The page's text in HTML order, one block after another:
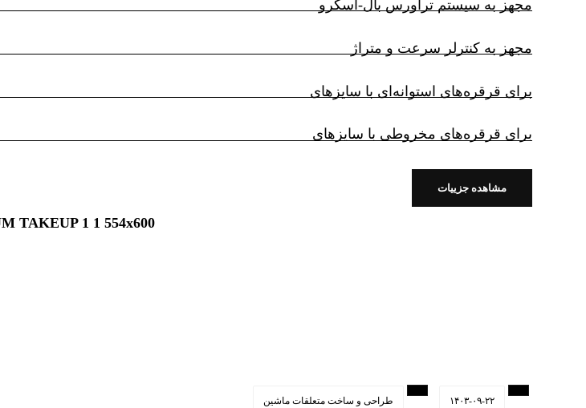
مجهز به سیستم تراورس بال-اسکرو
مجهز به کنترلر سرعت و متراژ
برای قرقره‌های استوانه‌ای با سایزهای
برای قرقره‌های مخروطی با سایزهای
مشاهده جزییات
۱۴۰۳-۰۹-۲۲ طراحی و ساخت متعلقات ماشین